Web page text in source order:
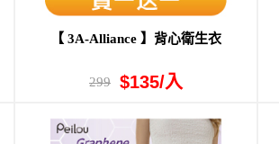
【 3A-Alliance 】背心衛生衣
299 $135/入